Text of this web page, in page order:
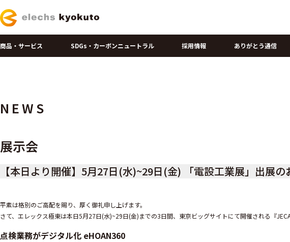
商品・サービス SDGs・カーボンニュートラル 採用情報 ありがとう通信
NEWS
展示会
【本日より開催】5月27日(水)~29日(金) 「電設工業展」出展の
平素は格別のご高配を賜り、厚く御礼申し上げます。
さて、エレックス極東は本日5月27日(水)~29日(金)までの3日間、東京ビッグサイトにて開催される『
点検業務がデジタル化 eHOAN360